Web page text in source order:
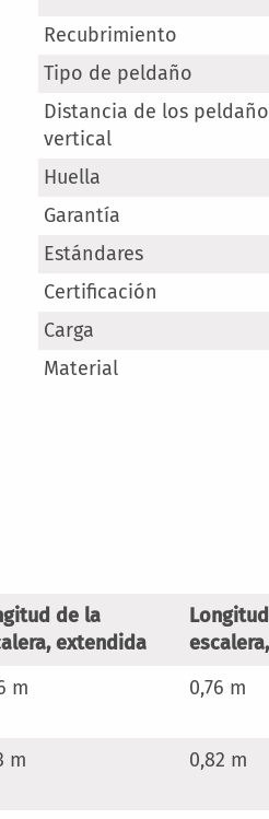
Recubrimiento
Tipo de peldaño
Distancia de los
vertical
Huella
Garantía
Estándares
Certificación
Carga
Material
de la
extendida
m 0,76 m
m 0,82 m